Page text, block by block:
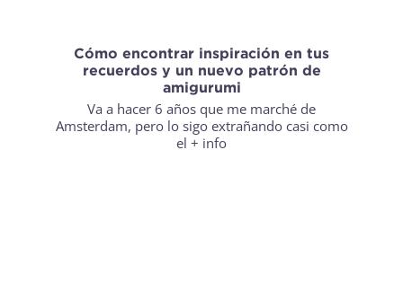
Cómo encontrar inspiración en tus
recuerdos y un nuevo patrón de
amigurumi
Va a hacer 6 años que me marché de
Amsterdam, pero lo sigo extrañando casi como
el + info